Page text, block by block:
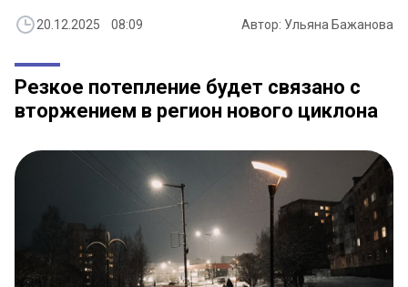
20.12.2025 08:09 Автор: Ульяна Бажанова
Резкое потепление будет связано с
вторжением в регион нового циклона